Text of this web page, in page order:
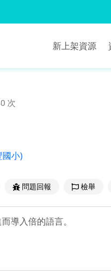
新上架資源
次
小)
問題回報 檢舉
而導入倍的語言。